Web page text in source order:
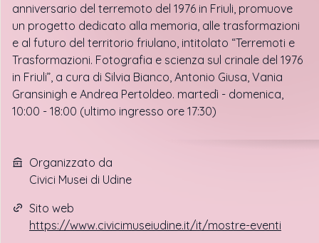
anniversario del terremoto del 1976 in Friuli, promuove
un progetto dedicato alla memoria, alle trasformazioni
e al futuro del territorio friulano, intitolato “Terremoti e
Trasformazioni. Fotografia e scienza sul crinale del 1976
in Friuli”, a cura di Silvia Bianco, Antonio Giusa, Vania
Gransinigh e Andrea Pertoldeo. martedì - domenica,
10:00 - 18:00 (ultimo ingresso ore 17:30)
Organizzato da
Civici Musei di Udine
Sito web
https://www.civicimuseiudine.it/it/mostre-eventi